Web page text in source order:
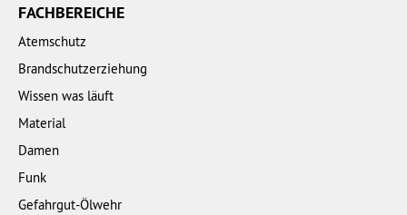
FACHBEREICHE
Atemschutz
Brandschutzerziehung
Wissen was läuft
Material
Damen
Funk
Gefahrgut-Ölwehr